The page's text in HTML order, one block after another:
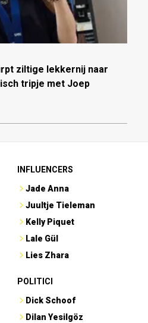
ziltige lekkernij naar
tripje met Joep
INFLUENCERS
Jade Anna
Juultje Tieleman
Kelly Piquet
Lale Gül
Lies Zhara
POLITICI
Dick Schoof
Dilan Yesilgöz